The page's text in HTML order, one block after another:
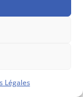
Légales